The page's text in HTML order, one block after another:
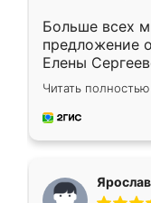
Больше всех
предложение
Елены
короткие
для замера
предложил по
Читать полностью